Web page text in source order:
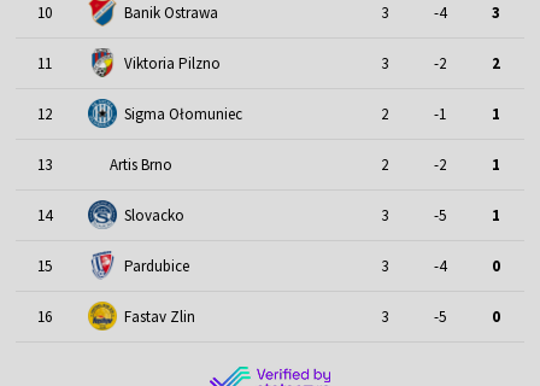
10 Banik Ostrawa 3 -4 3
11 Viktoria Pilzno 3 -2 2
12 Sigma Ołomuniec 2 -1 1
13 Artis Brno 2 -2 1
14 Slovacko 3 -5 1
15 Pardubice 3 -4 0
16 Fastav Zlin 3 -5 0